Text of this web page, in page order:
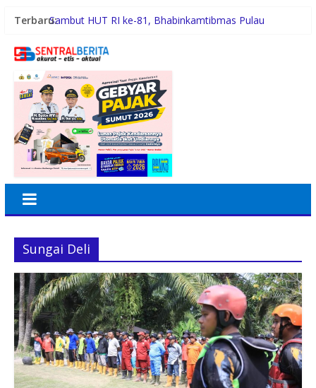
Terbaru:Sambut HUT RI ke-81, Bhabinkamtibmas Pulau
Tafoo’lo Nehe, Pelompat Batu Nias Mohon Diundang
Pemko Medan Didesak Prioritaskan Pembangunan
Jalan 2026
Dinkes Medan Didesak Lakukan Rehabilitasi Fasilitas
Puskesmas
Aipda Hery Gusnihardi Gelar Cooling System di Kuala
Silo Bestari, Ajak Warga Jaga Kamtibmas
Sungai Deli